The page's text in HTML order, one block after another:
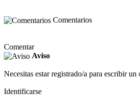
Comentarios
Comentar
Aviso
Necesitas estar registrado/a para escribir un
Identificarse